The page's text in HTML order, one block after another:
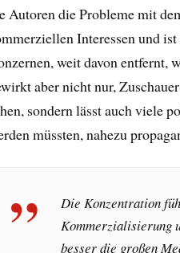
Autoren die Probleme mit
Interessen und
weit davon
aber nicht nur,
sondern lässt auch viele
müssten, nahezu
Die Konzentration
Kommerzialisierung
besser die großen